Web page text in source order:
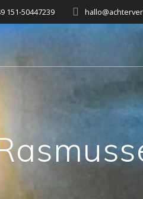
151-50447239